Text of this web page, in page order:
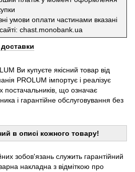
умови оплати частинами вказані
chast.monobank.ua
Ви купуєте якісний товар від
PROLUM імпортує і реалізує
постачальників, що означає
і гарантійне обслуговування без
в описі кожного товару!
зобов'язань служить гарантійний
накладна з відміткою про